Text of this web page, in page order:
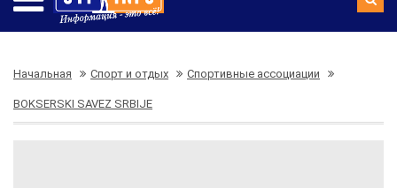
Начальная Спорт и отдых Спортивные ассоциации
BOKSERSKI SAVEZ SRBIJE